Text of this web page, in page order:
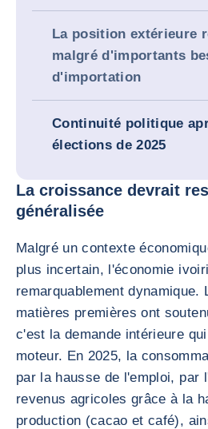
La position extérieure
malgré d'importants
d'importation
Continuité politique
élections de 2025
La croissance devrait
généralisée
Malgré un contexte
plus incertain, l'économie
remarquablement dynamique.
matières premières ont
c'est la demande intérieure
moteur. En 2025, la
par la hausse de l'emploi, par
revenus agricoles grâce à la
production (cacao et café),